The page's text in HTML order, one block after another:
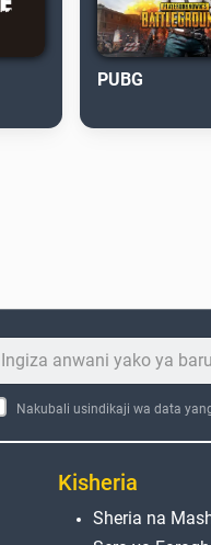
PUBG
Nakubali usindikaji wa data
Kisheria
Sheria na